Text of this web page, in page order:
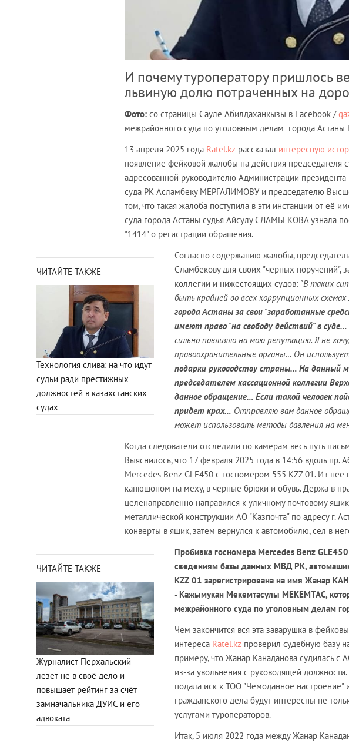
И почему туроператору пришлось
львиную долю потраченных на
Фото: со страницы Сауле Абилдаханкызы в Facebook /
межрайонного суда по уголовным делам города
13 апреля 2025 года Ratel.kz рассказал интересную
появление фейковой жалобы на действия
адресованной руководителю Администрации
суда РК Асламбеку МЕРГАЛИМОВУ и председателю
том, что такая жалоба поступила в эти инстанции от её
суда города Астаны судья Айсулу СЛАМБЕКОВА узнала
"1414" о регистрации обращения.
ЧИТАЙТЕ ТАКЖЕ
Технология слива: на что идут
судьи ради престижных
должностей в казахстанских
судах
Согласно содержанию жалобы,
Сламбекову для своих "чёрных поручений",
коллегии и нижестоящих судов: "В таких
быть крайней во всех коррупционных
города Астаны за свои "заработанные
имеют право "на свободу действий" в суде…
сильно повлияло на мою репутацию. Я не
правоохранительные органы… Он
подарки руководству страны… На
председателем кассационной коллегии
данное обращение… Если такой человек
придет крах… Отправляю вам данное
может использовать методы давления на
Когда следователи отследили по камерам весь путь
Выяснилось, что 17 февраля 2025 года в 14:56 вдоль пр.
Mercedes Benz GLE450 с госномером 555 KZZ 01. Из
капюшоном на меху, в чёрные брюки и обувь. Держа в
целенаправленно направился к уличному почтовому
металлической конструкции АО "Казпочта" по адресу г.
конверты в ящик, затем вернулся к автомобилю, сел в
ЧИТАЙТЕ ТАКЖЕ
Журналист Перхальский
лезет не в своё дело и
повышает рейтинг за счёт
замначальника ДУИС и его
адвоката
Пробивка госномера Mercedes Benz
сведениям базы данных МВД РК,
KZZ 01 зарегистрирована на имя Жанар
- Кажымукан Мекемтасұлы МЕКЕМТАС,
межрайонного суда по уголовным делам
Чем закончится вся эта заварушка в
интереса Ratel.kz проверил судебную базу
примеру, что Жанар Канаданова судилась с
из-за увольнения с руководящей
подала иск к ТОО "Чемоданное настроение"
гражданского дела будут интересны не
услугами туроператоров.
Итак, 5 июля 2022 года между Жанар